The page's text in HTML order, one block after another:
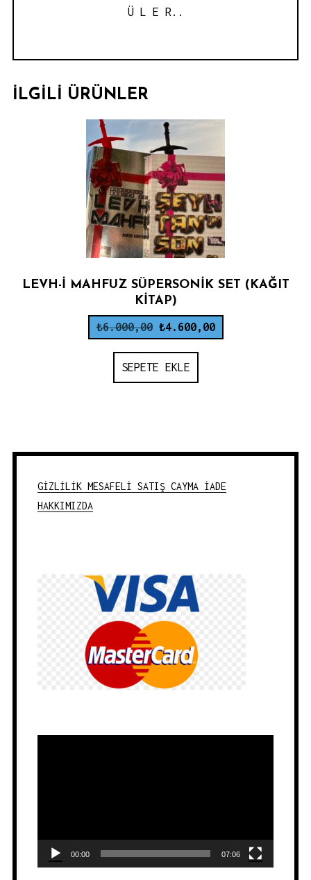
Ü L E R..
İLGILI ÜRÜNLER
LEVH-I MAHFUZ SÜPERSONIK SET (KAĞIT
KITAP)
₺6.000,00 Orijinal
₺6.000,00.
₺4.600,00Şu
SEPETE EKLE
GİZLİLİK MESAFELİ SATIŞ CAYMA İADE
HAKKIMIZDA
00:00 07:06